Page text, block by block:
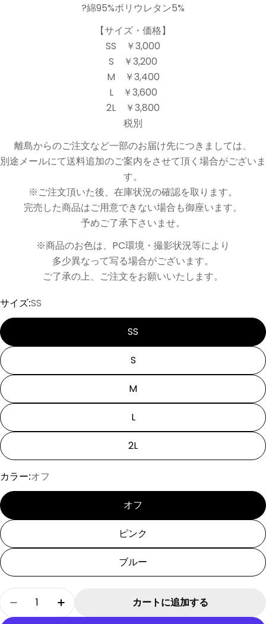
?綿95%ポリウレタン5%
【サイズ・価格】
SS ￥3,000
S ￥3,200
M ￥3,400
L ￥3,600
2L ￥3,800
税別
離島からのご注文など一部のお届け先につきましては、
別途メールにて送料追加のご案内をさせて頂く場合がございま
す。
※ご注文頂いた後、在庫状況の確認を取ります。
完売した商品はご用意できない場合も御座います。
予めご了承下さいませ。
※商品のお色は、PC環境・撮影状況等により
多少異なって写る場合がございます。
ご了承の上、ご注文をお願いいたします。
サイズ:SS
SS
S
M
L
2L
カラー:オフ
オフ
ピンク
ブルー
数
量
[SAD20340-2]最後の晩餐プリントストレッチTシ
[SAD20340-2]最後の晩餐プリントスト
カートに追加する